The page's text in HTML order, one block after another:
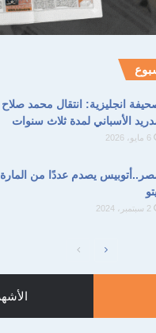
انجليزية: انتقال محمد صلاح
الأسباني لمدة ثلاث سنوات
6 مايو، 2026
يصدم عددًا من
2 سبتمبر، 2024
الصفحة
السابقة
الصفحة
التالية